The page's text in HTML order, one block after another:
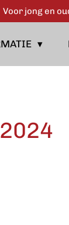
Voor jong en